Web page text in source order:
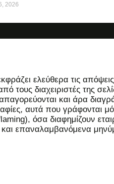
2026
ελεύθερα τις απόψεις
τους διαχειριστές της
και άρα
αυτά που γράφονται
όσα διαφημίζουν
και επαναλαμβανόμενα